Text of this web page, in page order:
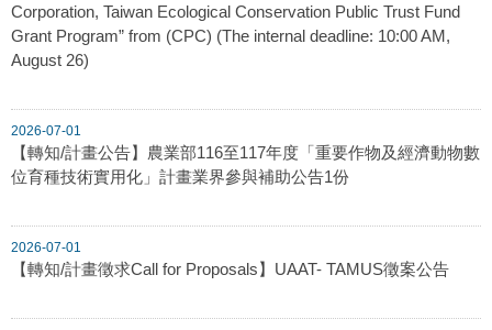
Corporation, Taiwan Ecological Conservation Public Trust Fund
Grant Program” from (CPC) (The internal deadline: 10:00 AM,
August 26)
2026-07-01
【轉知/計畫公告】農業部116至117年度「重要作物及經濟動物數
位育種技術實用化」計畫業界參與補助公告1份
2026-07-01
【轉知/計畫徵求Call for Proposals】UAAT- TAMUS徵案公告